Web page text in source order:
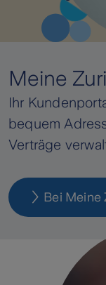
Meine
Ihr
bequem
Verträge
Bei Meine